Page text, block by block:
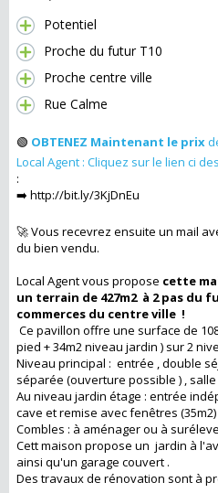
Potentiel
Proche du futur T10
Proche centre ville
Rue Calme
🟢 OBTENEZ Maintenant le prix
Local Agent : Cliquez sur le lien ci
:
➡️ http://bit.ly/3KjDnEu
🚀 Vous recevrez ensuite un mail
du bien vendu.
Local Agent vous propose cette
un terrain de 427m2 à 2 pas du
commerces du centre ville !
Ce pavillon offre une surface de
pied + 34m2 niveau jardin ) sur 2
Niveau principal : entrée , double
séparée (ouverture possible ) , salle
Au niveau jardin étage : entrée
cave et remise avec fenêtres (35m2)
Combles : à aménager ou à
Cett maison propose un jardin à
ainsi qu'un garage couvert .
Des travaux de rénovation sont à